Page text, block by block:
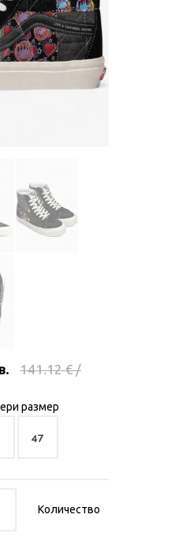
141.12 € /
размер
47
Количество